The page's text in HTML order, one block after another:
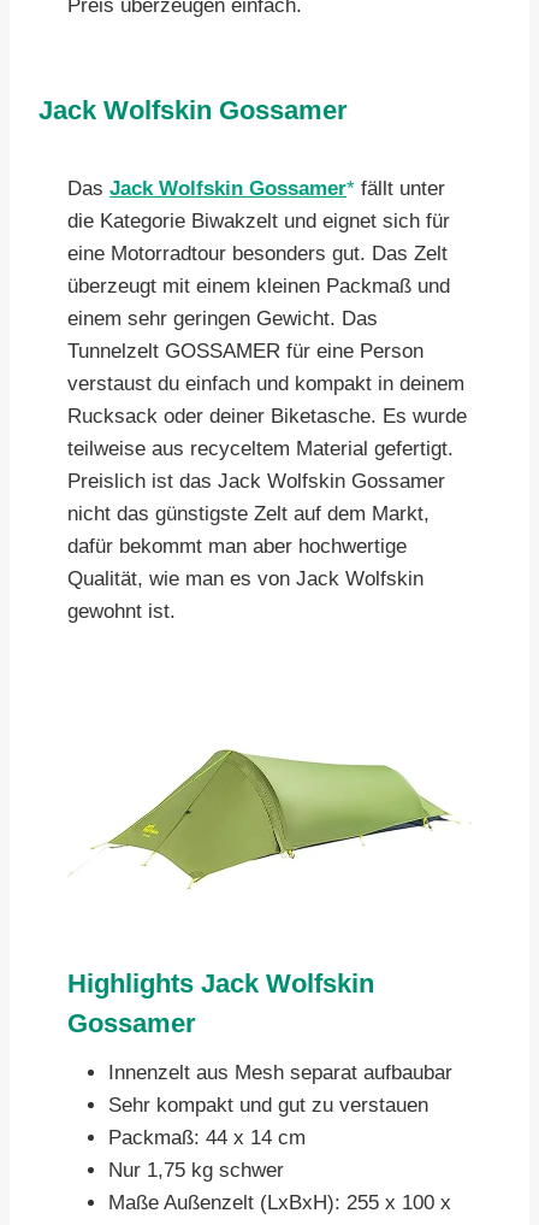
Preis überzeugen einfach.
Jack Wolfskin Gossamer
Das Jack Wolfskin Gossamer
fällt unter
die Kategorie Biwakzelt und eignet sich für
eine Motorradtour besonders gut. Das Zelt
überzeugt mit einem kleinen Packmaß und
einem sehr geringen Gewicht. Das
Tunnelzelt GOSSAMER für eine Person
verstaust du einfach und kompakt in deinem
Rucksack oder deiner Biketasche. Es wurde
teilweise aus recyceltem Material gefertigt.
Preislich ist das Jack Wolfskin Gossamer
nicht das günstigste Zelt auf dem Markt,
dafür bekommt man aber hochwertige
Qualität, wie man es von Jack Wolfskin
gewohnt ist.
Highlights Jack Wolfskin
Gossamer
Innenzelt aus Mesh separat aufbaubar
Sehr kompakt und gut zu verstauen
Packmaß: 44 x 14 cm
Nur 1,75 kg schwer
Maße Außenzelt (LxBxH): 255 x 100 x